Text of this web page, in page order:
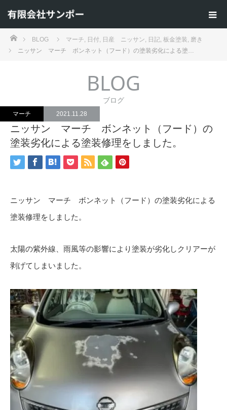
ホームBLOG マーチ, 日付, 日産 ニッサン, 日記, 板金塗装, 磨き
ニッサン マーチ ボンネット（フード）の塗装劣化による塗…
BLOG
ブログ
マーチ 2021.11.28
ニッサン マーチ ボンネット（フード）の
塗装劣化による塗装修理をしました。
ニッサン マーチ ボンネット（フード）の塗装劣化による
塗装修理をしました。
太陽の紫外線、雨風等の影響により塗装が劣化しクリアーが
剥げてしまいました。